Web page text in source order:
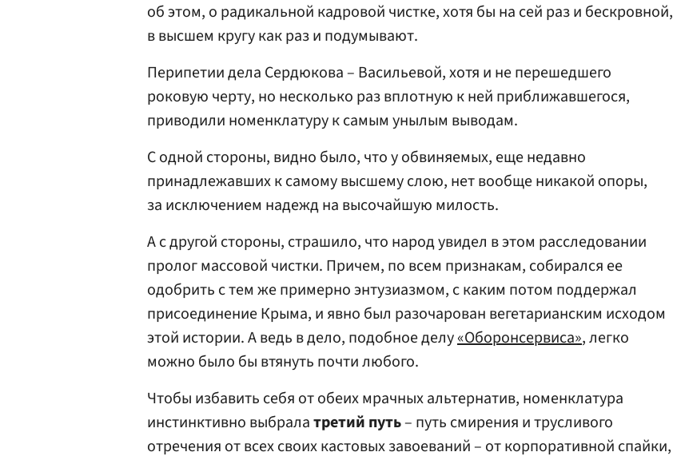
об этом, о радикальной кадровой чистке, хотя бы на сей раз и бескровной,
в высшем кругу как раз и подумывают.
Перипетии дела Сердюкова – Васильевой, хотя и не перешедшего
роковую черту, но несколько раз вплотную к ней приближавшегося,
приводили номенклатуру к самым унылым выводам.
С одной стороны, видно было, что у обвиняемых, еще недавно
принадлежавших к самому высшему слою, нет вообще никакой опоры,
за исключением надежд на высочайшую милость.
А с другой стороны, страшило, что народ увидел в этом расследовании
пролог массовой чистки. Причем, по всем признакам, собирался ее
одобрить с тем же примерно энтузиазмом, с каким потом поддержал
присоединение Крыма, и явно был разочарован вегетарианским исходом
этой истории. А ведь в дело, подобное делу«Оборонсервиса», легко
можно было бы втянуть почти любого.
Чтобы избавить себя от обеих мрачных альтернатив, номенклатура
инстинктивно выбралатретий путь– путь смирения и трусливого
отречения от всех своих кастовых завоеваний – от корпоративной спайки,